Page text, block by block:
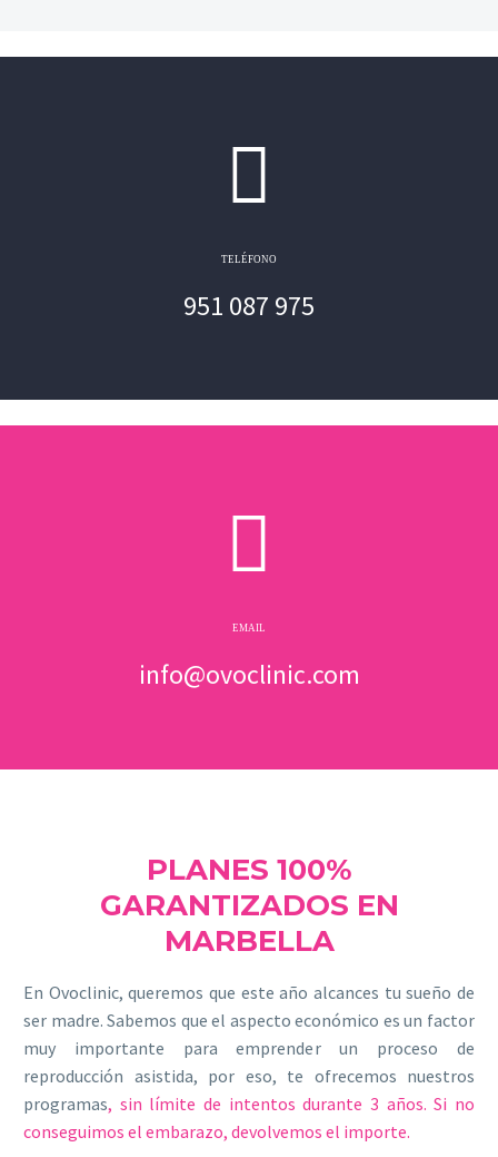
TELÉFONO
951 087 975
EMAIL
info@ovoclinic.com
PLANES 100%
GARANTIZADOS EN
MARBELLA
En Ovoclinic, queremos que este año alcances tu sueño de
ser madre. Sabemos que el aspecto económico es un factor
muy importante para emprender un proceso de
reproducción asistida, por eso, te ofrecemos nuestros
programas, sin límite de intentos durante 3 años. Si no
conseguimos el embarazo, devolvemos el importe.